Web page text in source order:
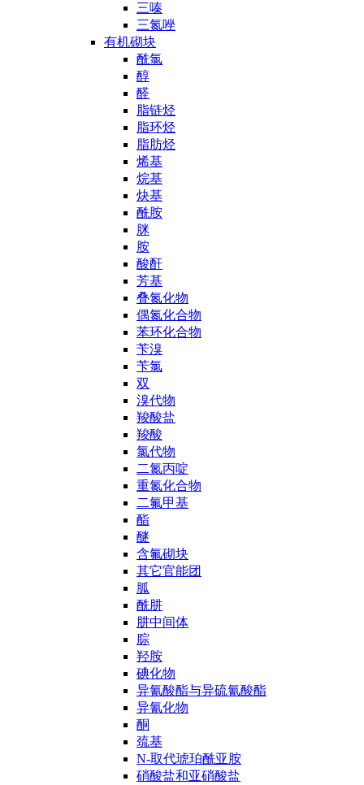
三嗪
三氮唑
有机砌块
酰氯
醇
醛
脂链烃
脂环烃
脂肪烃
烯基
烷基
炔基
酰胺
脒
胺
酸酐
芳基
叠氮化物
偶氮化合物
苯环化合物
苄溴
苄氯
双
溴代物
羧酸盐
羧酸
氯代物
二氮丙啶
重氮化合物
二氟甲基
酯
醚
含氟砌块
其它官能团
胍
酰肼
肼中间体
腙
羟胺
碘化物
异氰酸酯与异硫氰酸酯
异氰化物
酮
巯基
N-取代琥珀酰亚胺
硝酸盐和亚硝酸盐